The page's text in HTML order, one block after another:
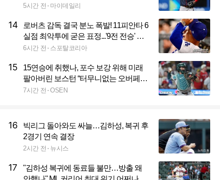
대주자까지 다해야 한다
5시간 전 마이데일리
14
로버츠 감독 결국 분노 폭발! 11피안타 6
실점 최악투에 굳은 표정...'9전 전승' 라
우어 大난조→LAD, 시즌 최다 6연패 수
6시간 전 스포탈코리아
15
15연승에 취했나, 포수 보강 위해 미래
팔아버린 보스턴 “터무니없는 오버페
이” 혹평
7시간 전 OSEN
16
빅리그 돌아와도 싸늘…김하성, 복귀 후
2경기 연속 결장
2시간 전 뉴시스
17
"김하성 복귀에 동료들 불만…방출 왜